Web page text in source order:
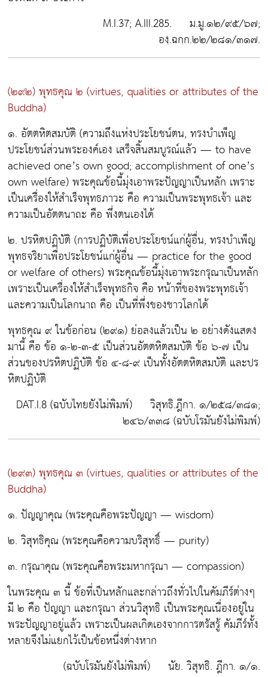
M.I.37; A.III.285. ม.มู.๑๒/๙๕/๖๗;
องฺ.ฉกฺก.๒๒/๒๘๑/๓๑๗.
(๒๙๒) พุทธคุณ ๒ (virtues, qualities or attributes of the
Buddha)
๑. อัตตหิตสมบัติ (ความถึงแห่งประโยชน์ตน, ทรงบำเพ็ญ
ประโยชน์ส่วนพระองค์เอง เสร็จสิ้นสมบูรณ์แล้ว — to have
achieved one’s own good; accomplishment of one’s
own welfare) พระคุณข้อนี้มุ่งเอาพระปัญญาเป็นหลัก เพราะ
เป็นเครื่องให้สำเร็จพุทธภาวะ คือ ความเป็นพระพุทธเจ้า และ
ความเป็นอัตตนาถะ คือ พึ่งตนเองได้
๒. ปรหิตปฏิบัติ (การปฏิบัติเพื่อประโยชน์แก่ผู้อื่น, ทรงบำเพ็ญ
พุทธจริยาเพื่อประโยชน์แก่ผู้อื่น — practice for the good
or welfare of others) พระคุณข้อนี้มุ่งเอาพระกรุณาเป็นหลัก
เพราะเป็นเครื่องให้สำเร็จพุทธกิจ คือ หน้าที่ของพระพุทธเจ้า
และความเป็นโลกนาถ คือ เป็นที่พึ่งของชาวโลกได้
พุทธคุณ ๙ ในข้อก่อน (๒๙๑) ย่อลงแล้วเป็น ๒ อย่างดังแสดง
มานี้ คือ ข้อ ๑-๒-๓-๕ เป็นส่วนอัตตหิตสมบัติ ข้อ ๖-๗ เป็น
ส่วนของปรหิตปฏิบัติ ข้อ ๔-๘-๙ เป็นทั้งอัตตหิตสมบัติ และปร
หิตปฏิบัติ
DAT.I.8 (ฉบับไทยยังไม่พิมพ์) วิสุทธิ.ฎีกา. ๑/๒๕๘/๓๘๑;
๒๔๖/๓๓๘ (ฉบับโรมันยังไม่พิมพ์)
(๒๙๓) พุทธคุณ ๓ (virtues, qualities or attributes of the
Buddha)
๑. ปัญญาคุณ (พระคุณคือพระปัญญา — wisdom)
๒. วิสุทธิคุณ (พระคุณคือความบริสุทธิ์ — purity)
๓. กรุณาคุณ (พระคุณคือพระมหากรุณา — compassion)
ในพระคุณ ๓ นี้ ข้อที่เป็นหลักและกล่าวถึงทั่วไปในคัมภีร์ต่างๆ
มี ๒ คือ ปัญญา และกรุณา ส่วนวิสุทธิ เป็นพระคุณเนื่องอยู่ใน
พระปัญญาอยู่แล้ว เพราะเป็นผลเกิดเองจากการตรัสรู้ คัมภีร์ทั้ง
หลายจึงไม่แยกไว้เป็นข้อหนึ่งต่างหาก
(ฉบับโรมันยังไม่พิมพ์) นัย. วิสุทธิ. ฎีกา. ๑/๑.